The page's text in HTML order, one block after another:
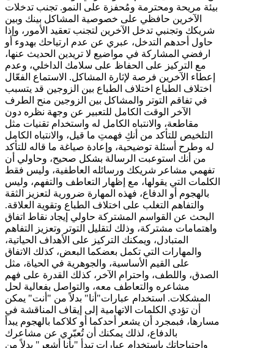
بيئة مريحة ومحترمة ومُحفزة على النمو. تجنب تدخلات
الآخرين حافظي على خصوصية المشاكل بينك وبين
شريكك وتجنبي تدخل الآخرين لتجنب تعقيد الأمور، وإذا
حاول أحدهم التدخل، عبري عن عدم ارتياحك بهدوء أو
ارفضي المشاركة في مواضيع لا تريدين الحديث عنها،
مع التركيز على الحفاظ على سلامك الداخلي، وعدم
إعطاء الآخرين فرصة لإثارة المشاكل. الاستماع الفعّال
اختلاف الطباع اختلاف الطباع بين الزوجين قد يتسبب
في تفاقم التوتر والمشاكل بين الزوجين منح الطرف
الآخر الوقت الكامل للتعبير عن وجهة نظره دون
مقاطعة، والانتباه الكامل له واستخدام تقنيات مثل
التلخيص للتأكد من أنكِ فهمتِ ما قيل، والانتباه الكامل
له وطرح أسئلة توضيحية، وإعادة صياغة ما قاله للتأكد
من أنك استوعبت الرسالة بشكل صحيح، وحاولي أن
تفهمي مشاعر شريكك ورسائله العاطفية، وليس فقط
الكلمات التي يقولها، مع إظهار التعاطف والتفهم، وليس
بالهجوم أو الدفاع، فهذه المهارة ضرورية لتعزيز الثقة
والتفاهم التغلب على اختلاف الطباع وتقوية العلاقة.
البحث عن القواسم المشتركة حاولي إيجاد نقاط اتفاق
واهتمامات مشتركة، وذلك لتقليل التوتر وتعزيز التفاهم
المتبادل، ويمكنك التركيز على الأهداف الحياتية،
والمهارات التي تكمل بعضكما البعض، كذلك الاتفاق
على القيم الأساسية، والجوهرية في الحياة، مثل
الصدق، واللطف، واحترام الآخر، كذلك القدرة على فهم
مشاعره والتعاطف معه، والتواصل بفعالية لحل
المشكلات. استخدام عبارات"أنا" بدلاً من "أنت" يمكن
أن تؤدي الكلمات الاتهامية إلى إيقاف المناقشة في
مسارها، فبمجرد أن يشعر أحدكما أو كلاكما بالهجوم يبدأ
بالدفاع، لذلك يمكنك أن تُعبّري عن مشاعرك
واحتياجاتك بإستخدام عبارات تبدأ "بأنا أشعر" بدلاً من